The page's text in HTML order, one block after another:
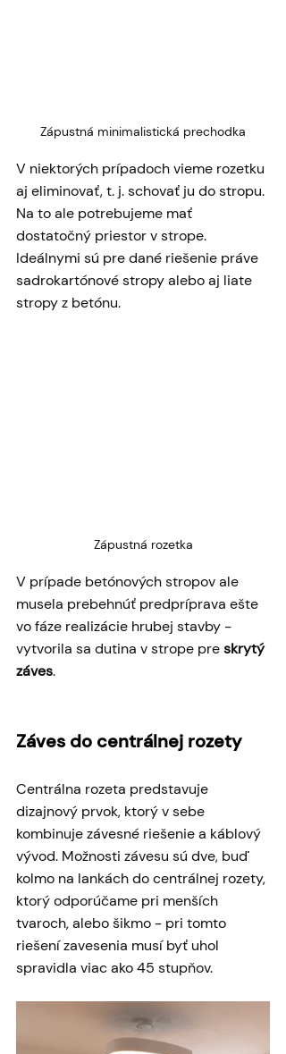
Zápustná minimalistická prechodka
V niektorých prípadoch vieme rozetku
aj eliminovať, t. j. schovať ju do stropu.
Na to ale potrebujeme mať
dostatočný priestor v strope.
Ideálnymi sú pre dané riešenie práve
sadrokartónové stropy alebo aj liate
stropy z betónu.
Zápustná rozetka
V prípade betónových stropov ale
musela prebehnúť predpríprava ešte
vo fáze realizácie hrubej stavby -
vytvorila sa dutina v strope pre skrytý
záves.
Záves do centrálnej rozety
Centrálna rozeta predstavuje
dizajnový prvok, ktorý v sebe
kombinuje závesné riešenie a káblový
vývod. Možnosti závesu sú dve, buď
kolmo na lankách do centrálnej rozety,
ktorý odporúčame pri menších
tvaroch, alebo šikmo - pri tomto
riešení zavesenia musí byť uhol
spravidla viac ako 45 stupňov.